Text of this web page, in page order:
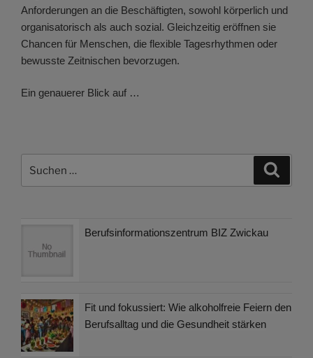
Anforderungen an die Beschäftigten, sowohl körperlich und
organisatorisch als auch sozial. Gleichzeitig eröffnen sie
Chancen für Menschen, die flexible Tagesrhythmen oder
bewusste Zeitnischen bevorzugen.
Ein genauerer Blick auf …
nach:
Berufsinformationszentrum BIZ Zwickau
Fit und fokussiert: Wie alkoholfreie Feiern den
Berufsalltag und die Gesundheit stärken